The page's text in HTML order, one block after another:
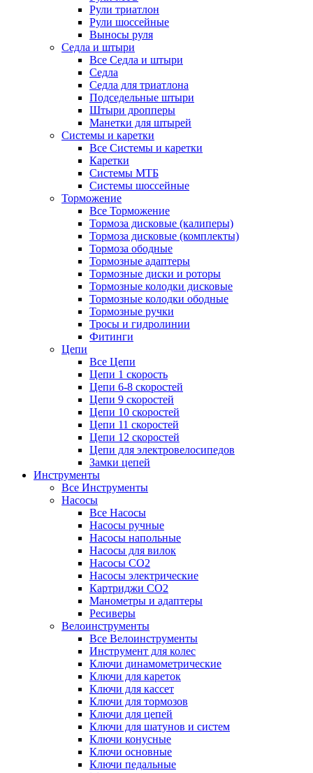
Рули триатлон
Рули шоссейные
Выносы руля
Седла и штыри
Все Седла и штыри
Седла
Седла для триатлона
Подседельные штыри
Штыри дропперы
Манетки для штырей
Системы и каретки
Все Системы и каретки
Каретки
Системы МТБ
Системы шоссейные
Торможение
Все Торможение
Тормоза дисковые (калиперы)
Тормоза дисковые (комплекты)
Тормоза ободные
Тормозные адаптеры
Тормозные диски и роторы
Тормозные колодки дисковые
Тормозные колодки ободные
Тормозные ручки
Тросы и гидролинии
Фитинги
Цепи
Все Цепи
Цепи 1 скорость
Цепи 6-8 скоростей
Цепи 9 скоростей
Цепи 10 скоростей
Цепи 11 скоростей
Цепи 12 скоростей
Цепи для электровелосипедов
Замки цепей
Инструменты
Все Инструменты
Насосы
Все Насосы
Насосы ручные
Насосы напольные
Насосы для вилок
Насосы CO2
Насосы электрические
Картриджи CO2
Манометры и адаптеры
Ресиверы
Велоинструменты
Все Велоинструменты
Инструмент для колес
Ключи динамометрические
Ключи для кареток
Ключи для кассет
Ключи для тормозов
Ключи для цепей
Ключи для шатунов и систем
Ключи конусные
Ключи основные
Ключи педальные